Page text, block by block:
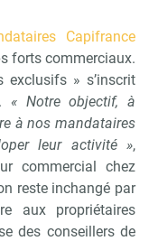
Capifrance
forts commerciaux.
exclusifs » s’inscrit
« Notre objectif, à
à nos mandataires
leur activité »,
commercial chez
reste inchangé par
aux propriétaires
des conseillers de